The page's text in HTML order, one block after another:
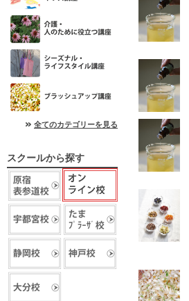
全てのカテゴリーを見る
スクールから探す